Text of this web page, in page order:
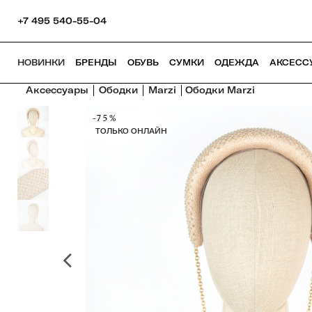
+7 495 540-55-04
НОВИНКИ БРЕНДЫ ОБУВЬ СУМКИ ОДЕЖДА
Аксессуары Ободки Marzi Ободки Marzi
-75%
ТОЛЬКО ОНЛАЙН